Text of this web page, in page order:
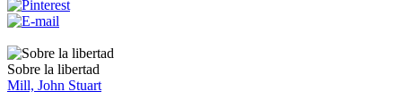
Sobre la libertad
Mill, John Stuart